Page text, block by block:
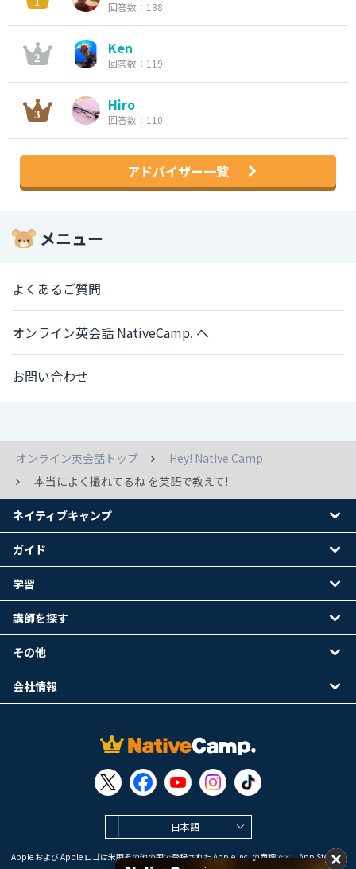
回答数：138
Ken
回答数：119
Hiro
回答数：110
アドバイザー一覧
メニュー
よくあるご質問
オンライン英会話 NativeCamp. へ
お問い合わせ
オンライン英会話トップ
Hey! Native Camp
本当によく撮れてるね を英語で教えて!
日本語
Apple および Apple ロゴは米国その他の国で登録された Apple Inc. の商標です。App Store は
ネイティブキャンプ
ガイド
学習
講師を探す
その他
会社情報